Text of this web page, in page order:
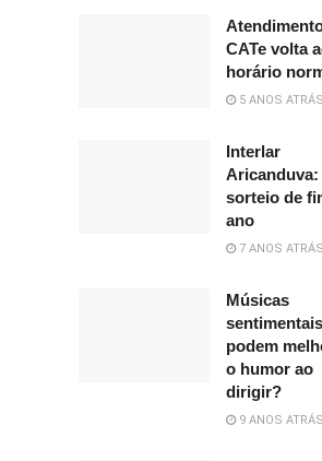
CATe volta
horário
5 ANOS ATRÁS
Interlar
Aricanduva:
sorteio de
ano
7 ANOS ATRÁS
Músicas
sentimentais
podem
o humor ao
dirigir?
9 ANOS ATRÁS